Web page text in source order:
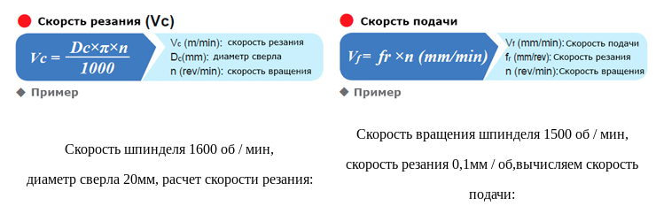
Скорость шпинделя 1600 об / мин,
диаметр сверла 20мм, расчет скорости резания:
Скорость вращения шпинделя 1500 об / мин,
скорость резания 0,1мм / об,вычисляем скорость
подачи: